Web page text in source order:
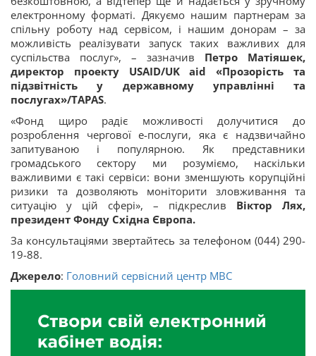
електронному форматі. Дякуємо нашим партнерам за
спільну роботу над сервісом, і нашим донорам – за
можливість реалізувати запуск таких важливих для
суспільства послуг», – зазначив Петро Матіяшек,
директор проекту USAID/UK aid «Прозорість та
підзвітність у державному управлінні та
послугах»/TAPAS.
«Фонд щиро радіє можливості долучитися до
розроблення чергової е-послуги, яка є надзвичайно
запитуваною і популярною. Як представники
громадського сектору ми розуміємо, наскільки
важливими є такі сервіси: вони зменшують корупційні
ризики та дозволяють моніторити зловживання та
ситуацію у цій сфері», – підкреслив Віктор Лях,
президент Фонду Східна Європа.
За консультаціями звертайтесь за телефоном (044) 290-
19-88.
Джерело: Головний сервісний центр МВС